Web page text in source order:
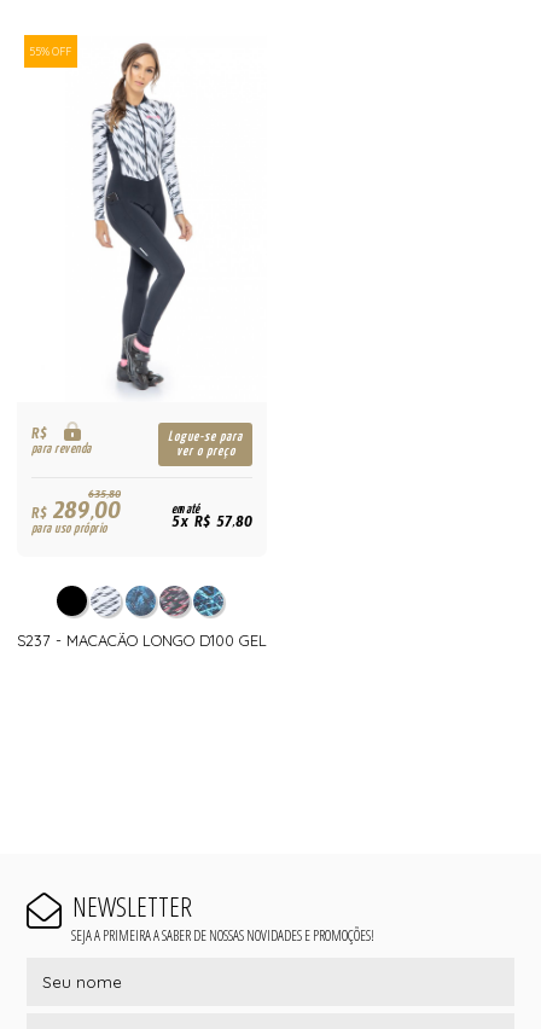
55% OFF
R$
para revenda
Logue-se para
ver o preço
635,80
R$289,00
para uso próprio
em até
5x R$ 57,80
S237 - MACACÃO LONGO D100 GEL
NEWSLETTER
SEJA A PRIMEIRA A SABER DE NOSSAS NOVIDADES E PROMOÇÕES!